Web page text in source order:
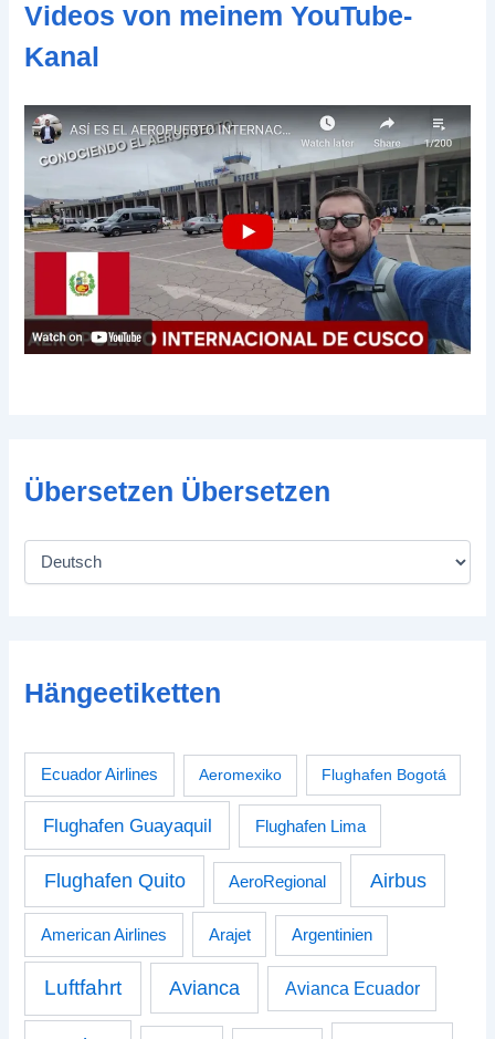
s
e
Videos von meinem YouTube-
Kanal
Übersetzen Übersetzen
Hängeetiketten
Ecuador Airlines Aeromexiko Flughafen Bogotá
Flughafen Guayaquil Flughafen Lima
Flughafen Quito AeroRegional Airbus
American Airlines Arajet Argentinien
Luftfahrt Avianca Avianca Ecuador